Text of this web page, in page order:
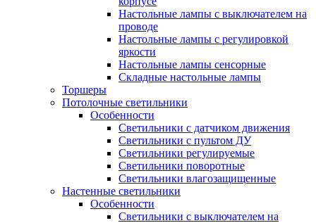
Настольные лампы с выключателем на
проводе
Настольные лампы с регулировкой
яркости
Настольные лампы сенсорные
Складные настольные лампы
Торшеры
Потолочные светильники
Особенности
Светильники с датчиком движения
Светильники с пультом ДУ
Светильники регулируемые
Светильники поворотные
Светильники влагозащищенные
Настенные светильники
Особенности
Светильники с выключателем на